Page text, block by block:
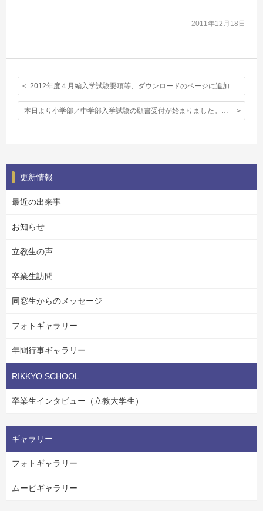
2011年12月18日
更新情報
最近の出来事
お知らせ
立教生の声
卒業生訪問
同窓生からのメッセージ
フォトギャラリー
年間行事ギャラリー
RIKKYO SCHOOL
卒業生インタビュー（立教大学生）
ギャラリー
フォトギャラリー
ムービギャラリー